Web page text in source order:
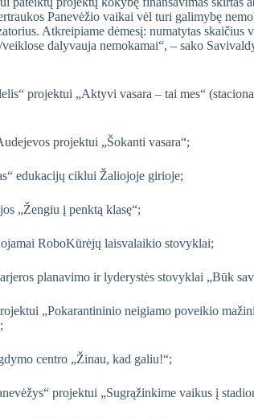
Panevėžio vaikai vėl turi galimybę
Atkreipiame dėmesį: numatytas skaičius
dalyvauja nemokamai“, – sako
projektui „Aktyvi vasara – tai mes“
projektui „Šokanti vasara“;
edukacijų ciklui Žaliojoje girioje;
„Žengiu į penktą klasę“;
RoboKūrėjų laisvalaikio stovyklai;
planavimo ir lyderystės stovyklai „Būk
„Pokarantininio neigiamo poveikio
centro „Žinau, kad galiu!“;
projektui „Sugrąžinkime vaikus į